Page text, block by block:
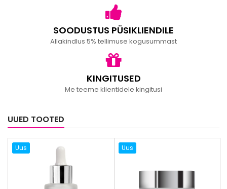
SOODUSTUS PÜSIKLIENDILE
Allakindlus 5% tellimuse kogusummast
KINGITUSED
Me teeme klientidele kingitusi
UUED TOOTED
Uus Uus